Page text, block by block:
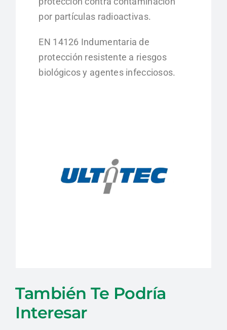
por partículas radioactivas.
EN 14126 Indumentaria de
protección resistente a riesgos
biológicos y agentes infecciosos.
También Te Podría
Interesar